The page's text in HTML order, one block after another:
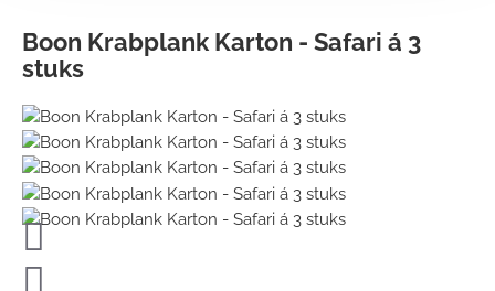
Boon Krabplank Karton - Safari á 3
stuks